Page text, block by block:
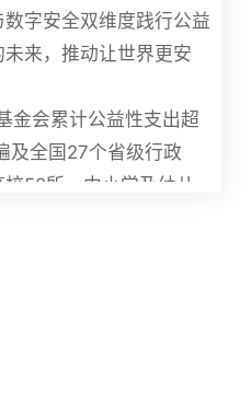
字安全双维度践行公益
来，推动让世界更安
金会累计公益性支出超
及全国27个省级行政
58所、中小学及幼儿